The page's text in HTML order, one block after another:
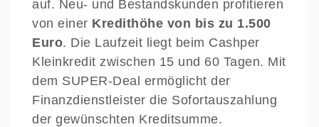
auf. Neu- und Bestandskunden profitieren
von einer Kredithöhe von bis zu 1.500
Euro. Die Laufzeit liegt beim Cashper
Kleinkredit zwischen 15 und 60 Tagen. Mit
dem SUPER-Deal ermöglicht der
Finanzdienstleister die Sofortauszahlung
der gewünschten Kreditsumme.